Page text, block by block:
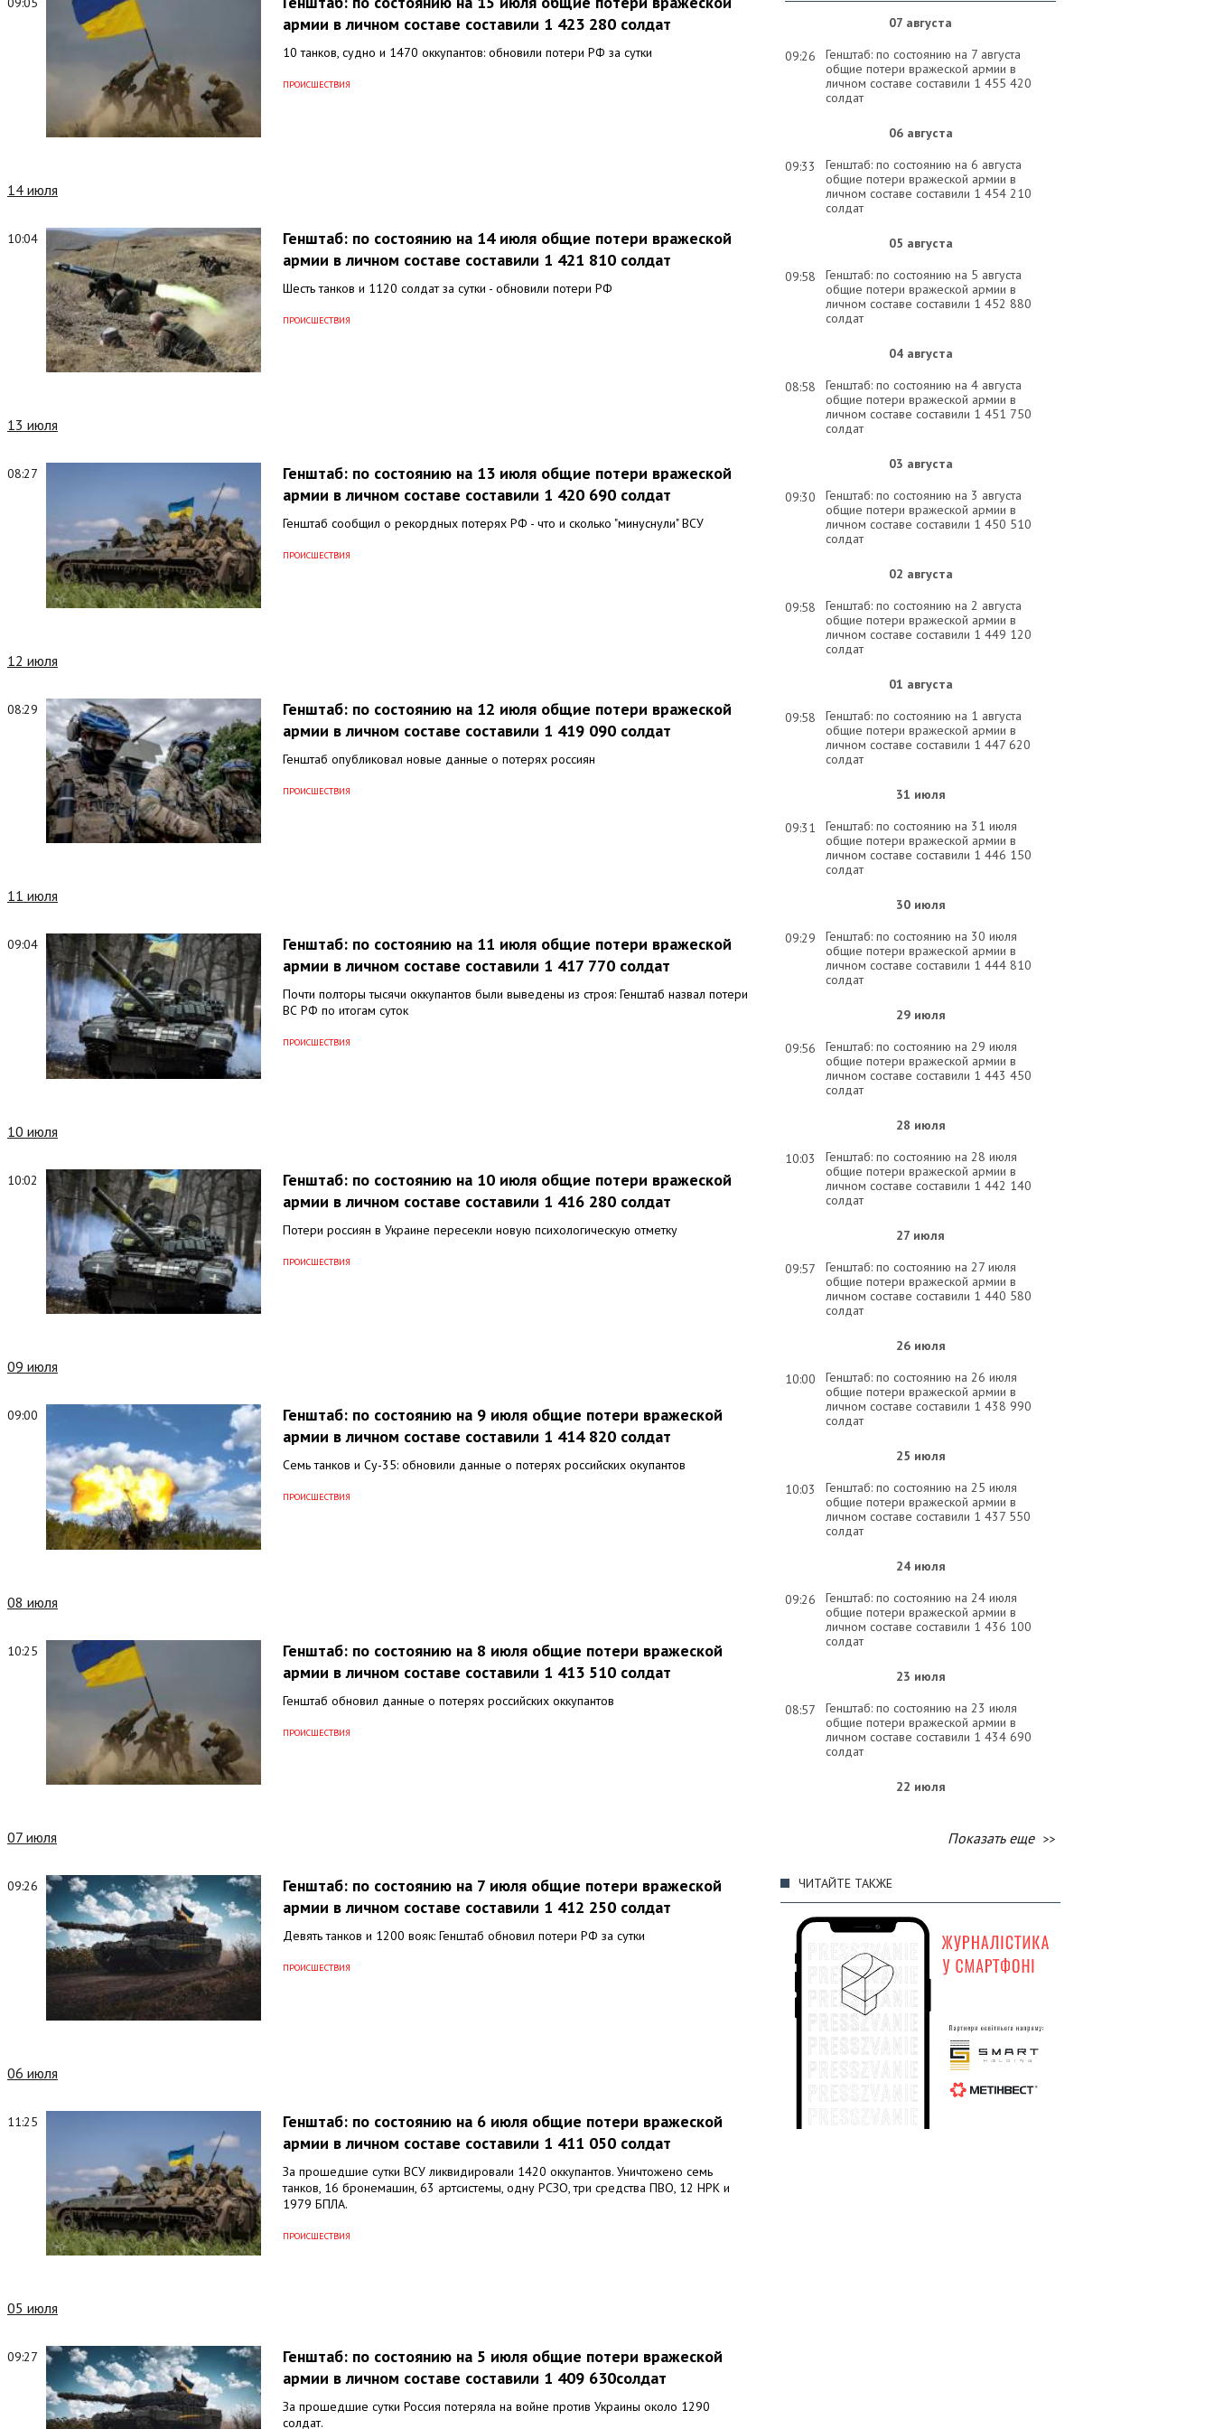
07 августа
09:26
Генштаб: по состоянию на 7 августа
общие потери вражеской армии в
личном составе составили 1 455 420
солдат
06 августа
09:33
Генштаб: по состоянию на 6 августа
общие потери вражеской армии в
личном составе составили 1 454 210
солдат
05 августа
09:58
Генштаб: по состоянию на 5 августа
общие потери вражеской армии в
личном составе составили 1 452 880
солдат
04 августа
08:58
Генштаб: по состоянию на 4 августа
общие потери вражеской армии в
личном составе составили 1 451 750
солдат
03 августа
09:30
Генштаб: по состоянию на 3 августа
общие потери вражеской армии в
личном составе составили 1 450 510
солдат
02 августа
09:58
Генштаб: по состоянию на 2 августа
общие потери вражеской армии в
личном составе составили 1 449 120
солдат
01 августа
09:58
Генштаб: по состоянию на 1 августа
общие потери вражеской армии в
личном составе составили 1 447 620
солдат
31 июля
09:31
Генштаб: по состоянию на 31 июля
общие потери вражеской армии в
личном составе составили 1 446 150
солдат
30 июля
09:29
Генштаб: по состоянию на 30 июля
общие потери вражеской армии в
личном составе составили 1 444 810
солдат
29 июля
09:56
Генштаб: по состоянию на 29 июля
общие потери вражеской армии в
личном составе составили 1 443 450
солдат
28 июля
10:03
Генштаб: по состоянию на 28 июля
общие потери вражеской армии в
личном составе составили 1 442 140
солдат
27 июля
09:57
Генштаб: по состоянию на 27 июля
общие потери вражеской армии в
личном составе составили 1 440 580
солдат
26 июля
10:00
Генштаб: по состоянию на 26 июля
общие потери вражеской армии в
личном составе составили 1 438 990
солдат
25 июля
10:03
Генштаб: по состоянию на 25 июля
общие потери вражеской армии в
личном составе составили 1 437 550
солдат
24 июля
09:26
Генштаб: по состоянию на 24 июля
общие потери вражеской армии в
личном составе составили 1 436 100
солдат
23 июля
08:57
Генштаб: по состоянию на 23 июля
общие потери вражеской армии в
личном составе составили 1 434 690
солдат
22 июля
общие потери вражеской армии в
личном составе составили 1 433 230
09:32
Генштаб: по состоянию на 21 июля
общие потери вражеской армии в
личном составе составили 1 431 900
солдат
20 июля
Генштаб: по состоянию на 20 июля
общие потери вражеской армии в
личном составе составили 1 430 530
Показать еще
ЧИТАЙТЕ ТАКЖЕ
армии в личном составе составили 1 423 280 солдат
10 танков, судно и 1470 оккупантов: обновили потери РФ за сутки
ПРОИСШЕСТВИЯ
14 июля
10:04
Генштаб: по состоянию на 14 июля общие потери вражеской
армии в личном составе составили 1 421 810 солдат
Шесть танков и 1120 солдат за сутки - обновили потери РФ
ПРОИСШЕСТВИЯ
13 июля
08:27
Генштаб: по состоянию на 13 июля общие потери вражеской
армии в личном составе составили 1 420 690 солдат
Генштаб сообщил о рекордных потерях РФ - что и сколько "минуснули" ВСУ
ПРОИСШЕСТВИЯ
12 июля
08:29
Генштаб: по состоянию на 12 июля общие потери вражеской
армии в личном составе составили 1 419 090 солдат
Генштаб опубликовал новые данные о потерях россиян
ПРОИСШЕСТВИЯ
11 июля
09:04
Генштаб: по состоянию на 11 июля общие потери вражеской
армии в личном составе составили 1 417 770 солдат
Почти полторы тысячи оккупантов были выведены из строя: Генштаб назвал потери
ВС РФ по итогам суток
ПРОИСШЕСТВИЯ
10 июля
10:02
Генштаб: по состоянию на 10 июля общие потери вражеской
армии в личном составе составили 1 416 280 солдат
Потери россиян в Украине пересекли новую психологическую отметку
ПРОИСШЕСТВИЯ
09 июля
09:00
Генштаб: по состоянию на 9 июля общие потери вражеской
армии в личном составе составили 1 414 820 солдат
Семь танков и Су-35: обновили данные о потерях российских окупантов
ПРОИСШЕСТВИЯ
08 июля
10:25
Генштаб: по состоянию на 8 июля общие потери вражеской
армии в личном составе составили 1 413 510 солдат
Генштаб обновил данные о потерях российских оккупантов
ПРОИСШЕСТВИЯ
07 июля
09:26
Генштаб: по состоянию на 7 июля общие потери вражеской
армии в личном составе составили 1 412 250 солдат
Девять танков и 1200 вояк: Генштаб обновил потери РФ за сутки
ПРОИСШЕСТВИЯ
06 июля
11:25
Генштаб: по состоянию на 6 июля общие потери вражеской
армии в личном составе составили 1 411 050 солдат
За прошедшие сутки ВСУ ликвидировали 1420 оккупантов. Уничтожено семь
танков, 16 бронемашин, 63 артсистемы, одну РСЗО, три средства ПВО, 12 НРК и
1979 БПЛА.
ПРОИСШЕСТВИЯ
05 июля
09:27
Генштаб: по состоянию на 5 июля общие потери вражеской
армии в личном составе составили 1 409 630солдат
За прошедшие сутки Россия потеряла на войне против Украины около 1290
солдат.